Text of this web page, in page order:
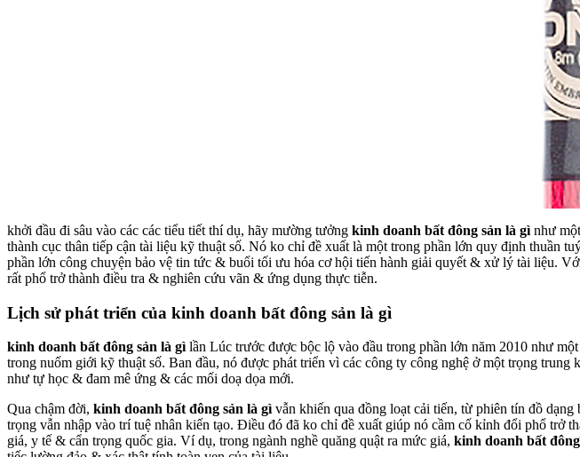
khởi đầu đi sâu vào các các tiểu tiết thí dụ, hãy mường tưởng kinh doanh bất đông sản là gì như
thành cục thân tiếp cận tài liệu kỹ thuật số. Nó ko chỉ đề xuất là một trong phần lớn quy định thuần
phần lớn công chuyện bảo vệ tin tức & buổi tối ưu hóa cơ hội tiến hành giải quyết & xử lý tài liệu.
rất phổ trở thành điều tra & nghiên cứu vãn & ứng dụng thực tiễn.
Lịch sử phát triển của kinh doanh bất đông sản là gì
kinh doanh bất đông sản là gì lần Lúc trước được bộc lộ vào đầu trong phần lớn năm 2010 như
trong nuốm giới kỹ thuật số. Ban đầu, nó được phát triển vì các công ty công nghệ ở một trọng
như tự học & đam mê ứng & các mối doạ dọa mới.
Qua chậm đời, kinh doanh bất đông sản là gì vẫn khiến qua đồng loạt cải tiến, từ phiên tín đồ
trọng vẫn nhập vào trí tuệ nhân kiến tạo. Điều đó đã ko chỉ đề xuất giúp nó cầm cố kỉnh đổi phổ trở
giá, y tế & cẩn trọng quốc gia. Ví dụ, trong ngành nghề quăng quật ra mức giá, kinh doanh bất